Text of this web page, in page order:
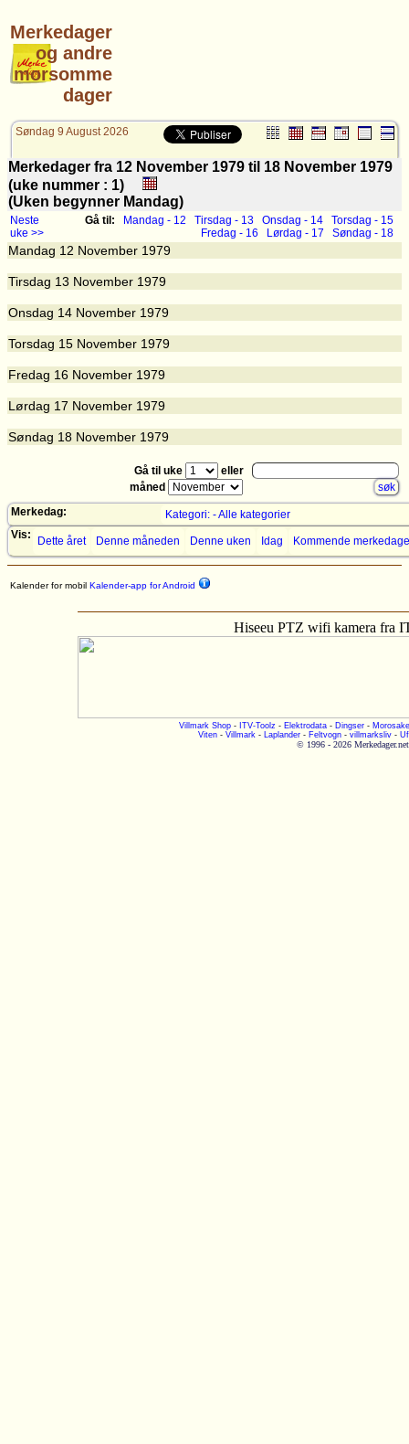
Merkedager
og andre
morsomme
dager
Søndag 9 August 2026
Merkedager fra 12 November 1979 til 18 November 1979
(uke nummer : 1)
(Uken begynner Mandag)
Neste
uke >>
Gå til: Mandag - 12 Tirsdag - 13 Onsdag - 14
Torsdag - 15
Fredag - 16
Lørdag - 17 Søndag - 18
Mandag 12 November 1979
Tirsdag 13 November 1979
Onsdag 14 November 1979
Torsdag 15 November 1979
Fredag 16 November 1979
Lørdag 17 November 1979
Søndag 18 November 1979
Gå til uke
eller
måned
Merkedag:
Kategori: - Alle kategorier
Vis:
Dette året Denne måneden Denne uken Idag Kommende
Kalender for mobil Kalender-app for Android
Hiseeu PTZ wifi kamera fra
Villmark Shop- ITV-Toolz - Elektrodata- Dingser-
Viten - Villmark - Laplander - Feltvogn - villmarksliv -
© 1996 - 2026 Merkedager.net